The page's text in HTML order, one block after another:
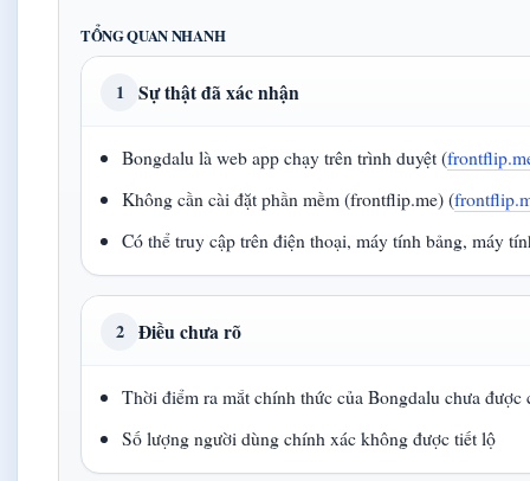
TỔNG QUAN NHANH
1 Sự thật đã xác nhận
Bongdalu là web app chạy trên trình duyệt (
Không cần cài đặt phần mềm (frontflip.me) (
Có thể truy cập trên điện thoại, máy tính bảng, máy
2 Điều chưa rõ
Thời điểm ra mắt chính thức của Bongdalu chưa được
Số lượng người dùng chính xác không được tiết lộ